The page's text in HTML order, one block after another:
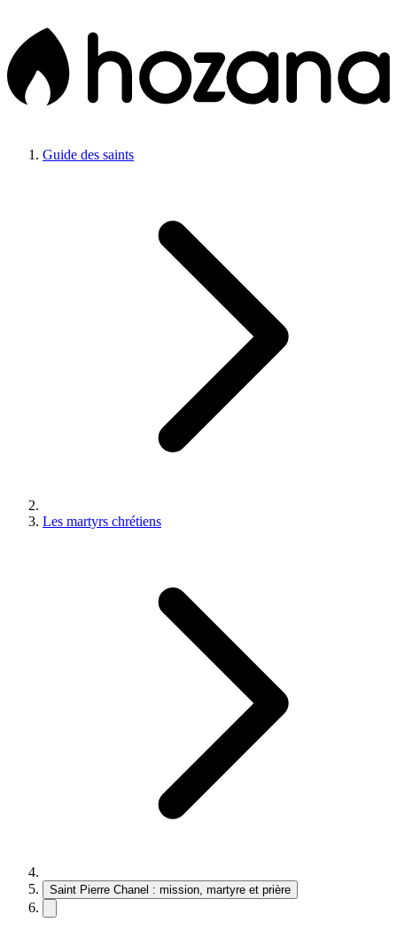
Guide des saints
Les martyrs chrétiens
Saint Pierre Chanel : mission, martyre et prière